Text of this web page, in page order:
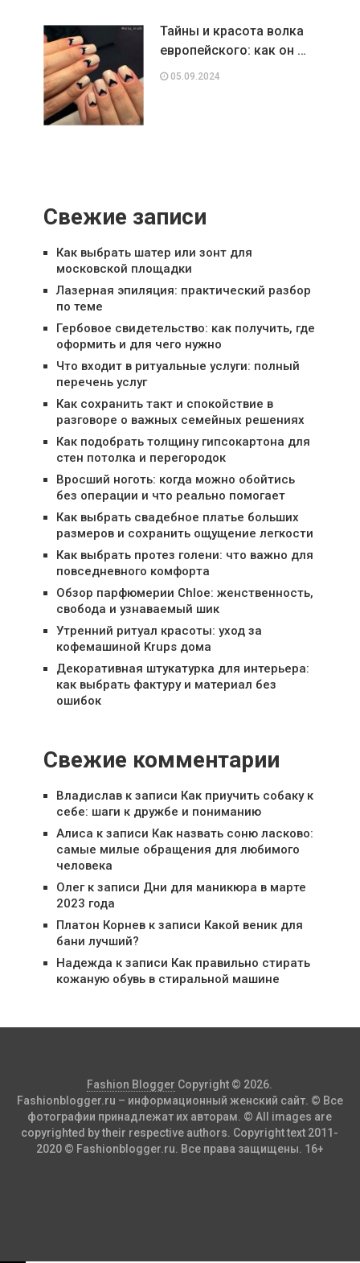
Тайны и красота волка
европейского: как он …
05.09.2024
Свежие записи
Как выбрать шатер или зонт для
московской площадки
Лазерная эпиляция: практический разбор
по теме
Гербовое свидетельство: как получить, где
оформить и для чего нужно
Что входит в ритуальные услуги: полный
перечень услуг
Как сохранить такт и спокойствие в
разговоре о важных семейных решениях
Как подобрать толщину гипсокартона для
стен потолка и перегородок
Вросший ноготь: когда можно обойтись
без операции и что реально помогает
Как выбрать свадебное платье больших
размеров и сохранить ощущение легкости
Как выбрать протез голени: что важно для
повседневного комфорта
Обзор парфюмерии Chloe: женственность,
свобода и узнаваемый шик
Утренний ритуал красоты: уход за
кофемашиной Krups дома
Декоративная штукатурка для интерьера:
как выбрать фактуру и материал без
ошибок
Свежие комментарии
Владиславк записи Как приучить собаку к
себе: шаги к дружбе и пониманию
Алиса к записи Как назвать соню ласково:
самые милые обращения для любимого
человека
Олегк записи Дни для маникюра в марте
2023 года
Платон Корневк записи Какой веник для
бани лучший?
Надежда к записи Как правильно стирать
кожаную обувь в стиральной машине
Fashion Blogger Copyright © 2026.
Fashionblogger.ru – информационный женский сайт. © Все
фотографии принадлежат их авторам. © All images are
copyrighted by their respective authors. Copyright text 2011-
2020 © Fashionblogger.ru. Все права защищены. 16+